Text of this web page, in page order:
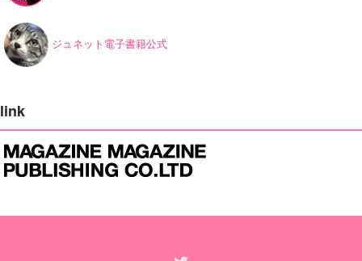
ジュネット電子書籍公式
link